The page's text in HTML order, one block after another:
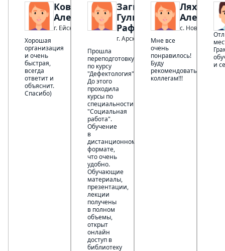
Ковтун Юлия
Александровна
г. Ейск
Хорошая
организация
и очень
быстрая,
всегда
ответит и
объяснит.
Спасибо)
Загидуллина
Гульнара
Рафисовна
г. Арск
Прошла
переподготовку
по курсу
"Дефектология".
До этого
проходила
курсы по
специальности
"Социальная
работа".
Обучение
в
дистанционном
формате,
что очень
удобно.
Обучающие
материалы,
презентации,
лекции
получены
в полном
объемы,
открыт
онлайн
доступ в
библиотеку
с.
Мне все
очень
понравилось!
Буду
рекомендовать
коллегам!!!
и